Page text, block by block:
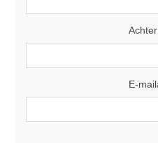
E-